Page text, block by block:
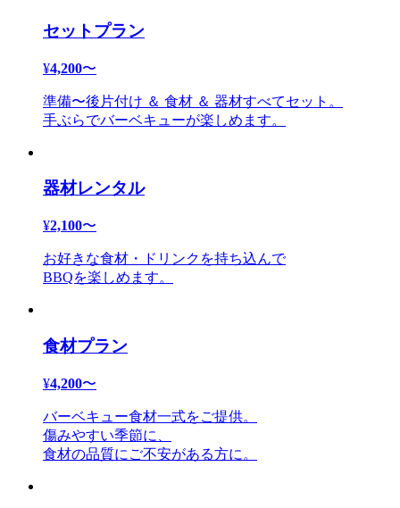
セットプラン
¥4,200〜
準備〜後片付け ＆ 食材 ＆ 器材すべてセット。
手ぶらでバーベキューが楽しめます。
器材レンタル
¥2,100〜
お好きな食材・ドリンクを持ち込んで
BBQを楽しめます。
食材プラン
¥4,200〜
バーベキュー食材一式をご提供。
傷みやすい季節に、
食材の品質にご不安がある方に。